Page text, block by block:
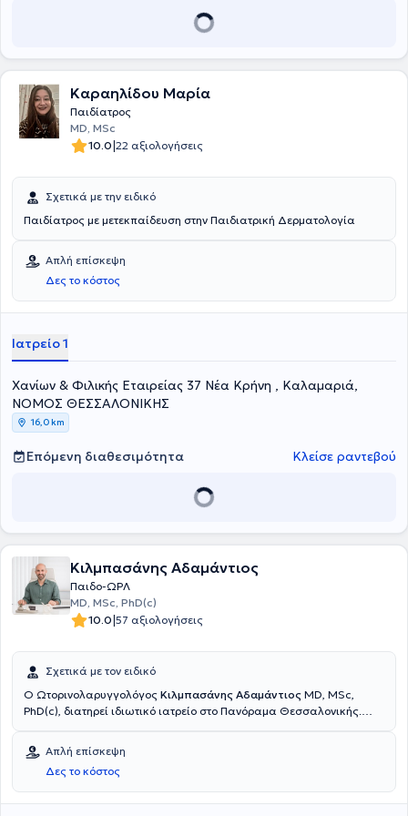
εφήβων. Είναι μέλος του Ειδικού Σώματος Ιατρών του Κέντρου
Επίσης είναι επιστημονικά υπεύθυνος του Ανοικτού Κέντρου Παιδιού
των Ιατρών του Κόσμου στη Περιφέρεια Θεσσαλονίκης. Τέλος, στο
ιδιωτικό του ιατρείο παρέχει υπηρεσίες παιδοψυχιατρικής
εκτίμησης, ψυχοθεραπείας παιδιών, οικογένειας και ενηλίκων,
φαρμακοθεραπείας, συνταγογράφησης θεραπειών ειδικής
αγωγής, συμβουλευτικής γονέων και σύνταξης ιατρικού φακέλου
Καραηλίδου Μαρία
Παιδίατρος
MD, MSc
10.0|22 αξιολογήσεις
Σχετικά με την ειδικό
Παιδίατρος με μετεκπαίδευση στην Παιδιατρική Δερματολογία
Απλή επίσκεψη
Δες το κόστος
Ιατρείο 1
Χανίων & Φιλικής Εταιρείας 37 Νέα Κρήνη , Καλαμαριά,
ΝΟΜΟΣ ΘΕΣΣΑΛΟΝΙΚΗΣ
16,0 km
Επόμενη διαθεσιμότητα Κλείσε ραντεβού
Κιλμπασάνης Αδαμάντιος
Παιδο-ΩΡΛ
MD, MSc, PhD(c)
10.0|57 αξιολογήσεις
Σχετικά με τον ειδικό
Ο Ωτορινολαρυγγολόγος Κιλμπασάνης Αδαμάντιος MD, MSc,
PhD(c), διατηρεί ιδιωτικό ιατρείο στο Πανόραμα Θεσσαλονικής.
τομέα της Ωτολογίας-Ωτοχειρουργικής. Είναι κάτοχος
μεταπτυχιακού διπλώματος στη Χειρουργική του Θυρεοειδούς και
Παραθυρεοειδών Αδένων του Αριστοτελείου Πανεπιστημίου
Θεσσαλονικής. Εργάστηκε και ειδικεύθηκε για χρόνια στην ΩΡΛ
Απλή επίσκεψη
Δες το κόστος